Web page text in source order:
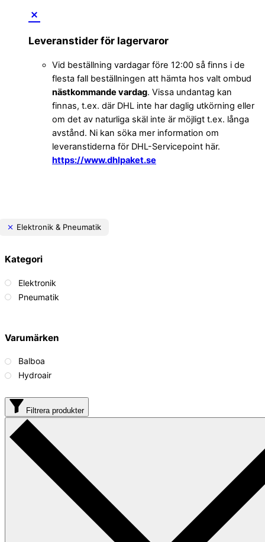
Leveranstider för lagervaror
Vid beställning vardagar före 12:00 så finns i de
flesta fall beställningen att hämta hos valt ombud
nästkommande vardag. Vissa undantag kan
finnas, t.ex. där DHL inte har daglig utkörning eller
om det av naturliga skäl inte är möjligt t.ex. långa
avstånd. Ni kan söka mer information om
leveranstiderna för DHL-Servicepoint här.
https://www.dhlpaket.se
Elektronik & Pneumatik
Kategori
Elektronik
Pneumatik
Varumärken
Balboa
Hydroair
Filtrera produkter